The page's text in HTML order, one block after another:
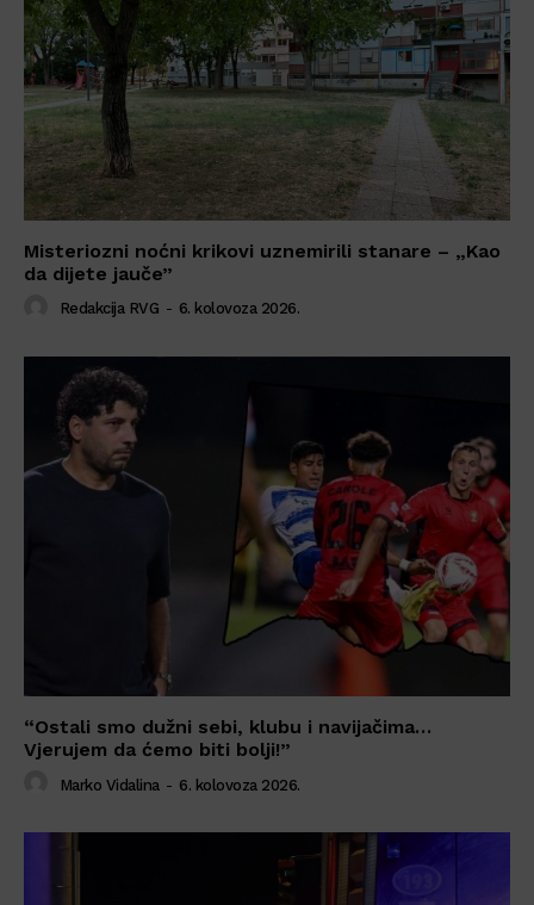
Misteriozni noćni krikovi uznemirili stanare – „Kao
da dijete jauče”
Redakcija RVG - 6. kolovoza 2026.
“Ostali smo dužni sebi, klubu i navijačima…
Vjerujem da ćemo biti bolji!”
Marko Vidalina - 6. kolovoza 2026.